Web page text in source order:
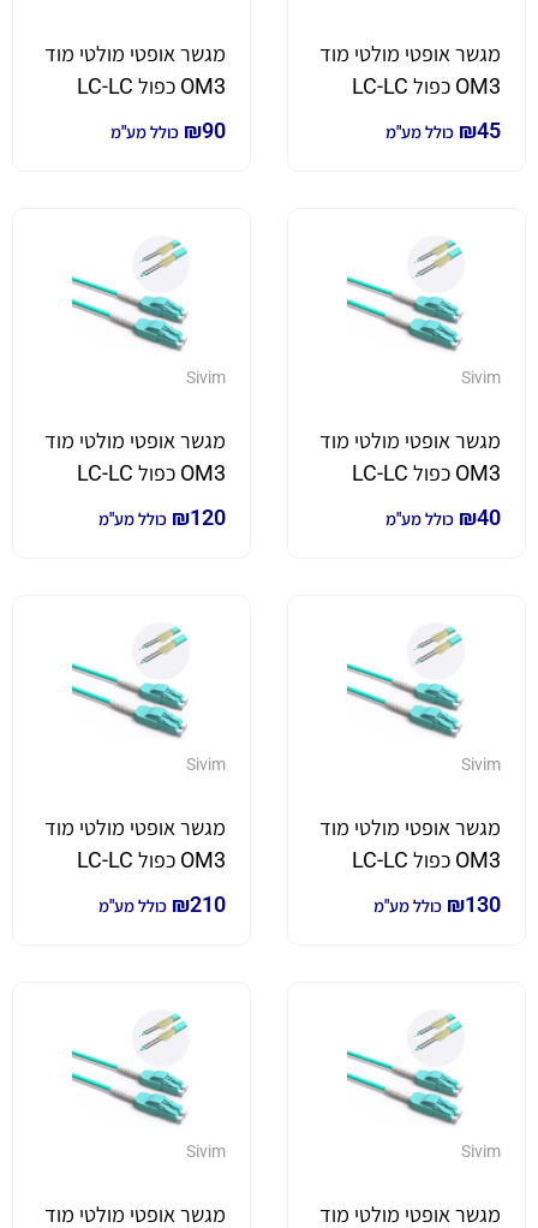
מגשר אופטי מולטי מוד
OM3 כפול LC-LC
באורך 2.5 מטר
₪45 כולל מע"מ
מגשר אופטי מולטי מוד
OM3 כפול LC-LC
באורך 20 מטר
₪90 כולל מע"מ
Sivim
מגשר אופטי מולטי מוד
OM3 כפול LC-LC
באורך 3 מטר
₪40 כולל מע"מ
Sivim
מגשר אופטי מולטי מוד
OM3 כפול LC-LC
באורך 30 מטר₪120 כולל מע"מ
Sivim
מגשר אופטי מולטי מוד
OM3 כפול LC-LC
באורך 35 מטר₪130 כולל מע"מ
Sivim
מגשר אופטי מולטי מוד
OM3 כפול LC-LC
באורך 40 מטר₪210 כולל מע"מ
Sivim
מגשר אופטי מולטי מוד
Sivim
מגשר אופטי מולטי מוד